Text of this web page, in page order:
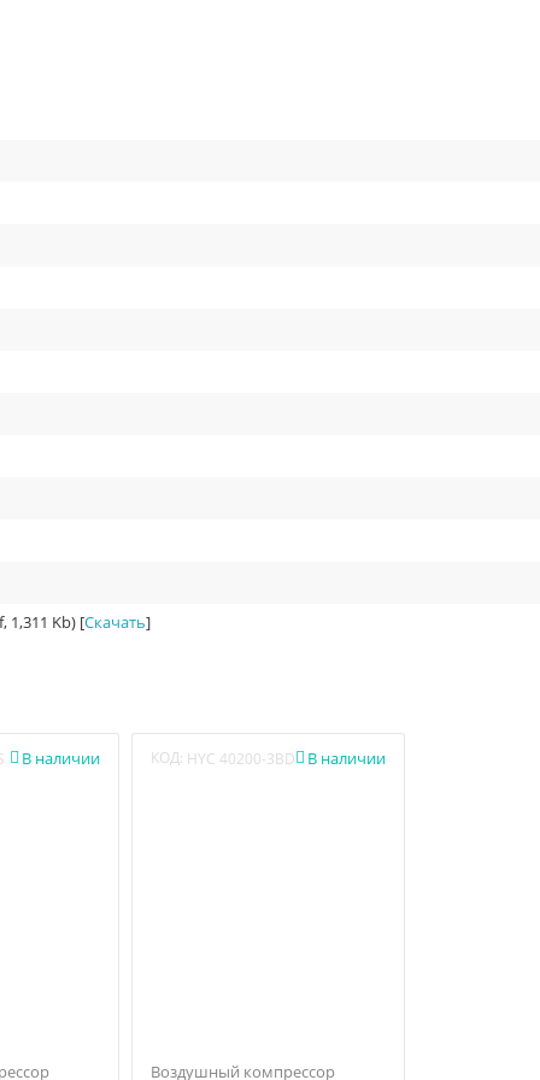
1,311 Kb) [Скачать]
В наличии
 КОД: HYC 40200-3BD В наличии

Воздушный компрессор